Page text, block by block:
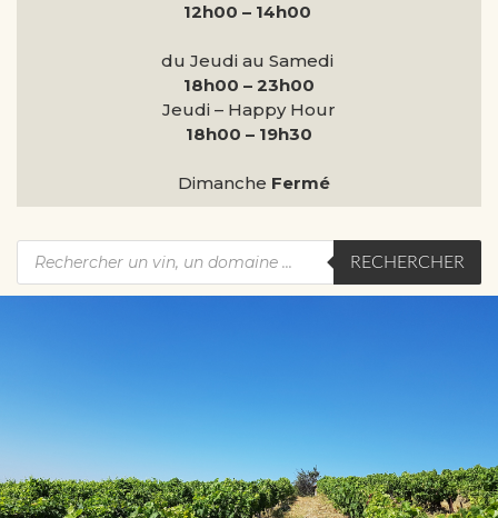
12h00 – 14h00
du Jeudi au Samedi
18h00 – 23h00
Jeudi – Happy Hour
18h00 – 19h30
Dimanche Fermé
RECHERCHER